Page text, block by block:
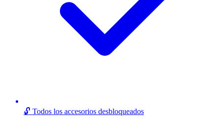
🔓 Todos los accesorios desbloqueados